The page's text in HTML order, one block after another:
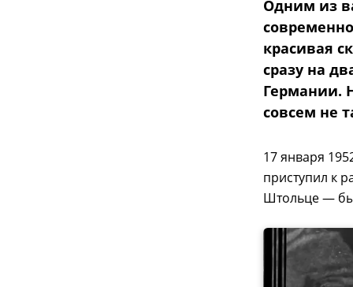
Одним из
красивая
сразу на
Германии.
совсем не
17 января
приступил к
Штольце —